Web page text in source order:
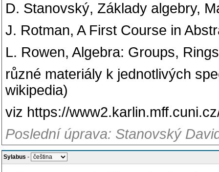
D. Stanovský, Základy algebry,
J. Rotman, A First Course in
L. Rowen, Algebra: Groups,
různé materiály k jednotlivých
wikipedia)
viz https://
Poslední úprava: Stanovský
Sylabus -